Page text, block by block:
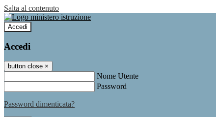
Salta al contenuto
Accedi
Accedi
button close ×
Nome Utente
Password
Password dimenticata?